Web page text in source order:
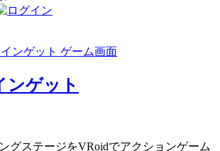
ンゲット
グステージをVRoidでアクションゲーム